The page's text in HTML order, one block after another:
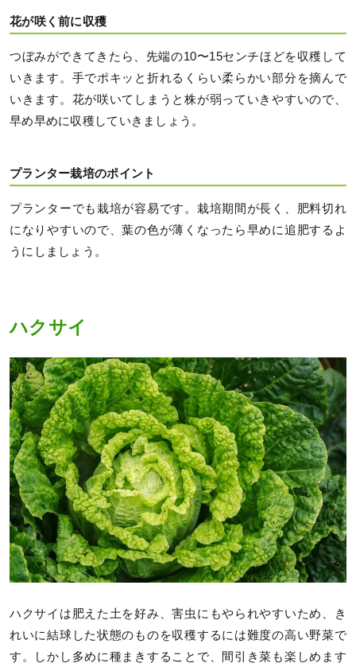
花が咲く前に収穫
つぼみができてきたら、先端の10〜15センチほどを収穫して
いきます。手でポキッと折れるくらい柔らかい部分を摘んで
いきます。花が咲いてしまうと株が弱っていきやすいので、
早め早めに収穫していきましょう。
プランター栽培のポイント
プランターでも栽培が容易です。栽培期間が長く、肥料切れ
になりやすいので、葉の色が薄くなったら早めに追肥するよ
うにしましょう。
ハクサイ
ハクサイは肥えた土を好み、害虫にもやられやすいため、き
れいに結球した状態のものを収穫するには難度の高い野菜で
す。しかし多めに種まきすることで、間引き菜も楽しめます